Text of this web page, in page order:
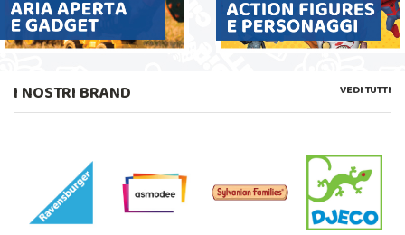
I NOSTRI BRAND VEDI TUTTI